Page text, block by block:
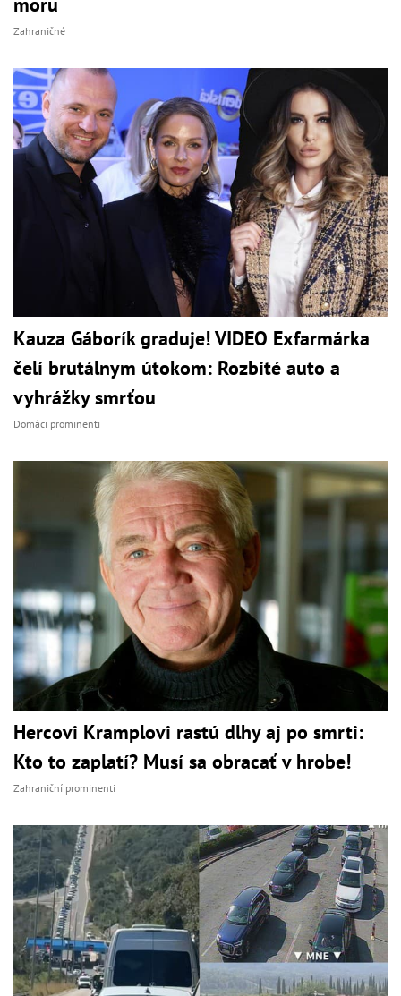
Zahraničné
Kauza Gáborík graduje! VIDEO Exfarmárka
čelí brutálnym útokom: Rozbité auto a
vyhrážky smrťou
Domáci prominenti
Hercovi Kramplovi rastú dlhy aj po smrti:
Kto to zaplatí? Musí sa obracať v hrobe!
Zahraniční prominenti